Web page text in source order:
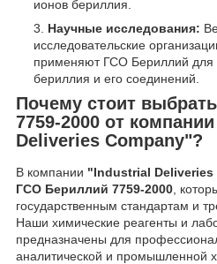
ионов бериллия.
Научные исследования:
исследовательские
применяют ГСО Бериллий для
бериллия и его соединений.
Почему стоит
7759-2000 от
Deliveries Company"?
В компании "Industrial Deliveries
ГСО Бериллий 7759-2000 ,
государственным стандартам и
Наши химические реагенты и
предназначены для
аналитической и промышленной